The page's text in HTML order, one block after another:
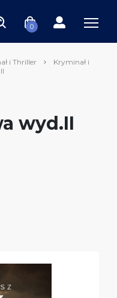
0
i Thriller
Kryminał i
wyd.II